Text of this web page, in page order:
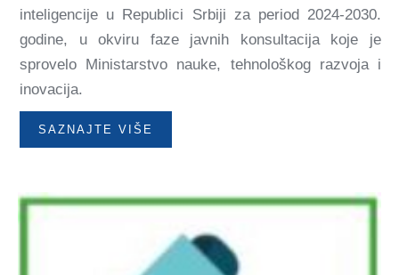
inteligencije u Republici Srbiji za period 2024-2030.
godine, u okviru faze javnih konsultacija koje je
sprovelo Ministarstvo nauke, tehnološkog razvoja i
inovacija.
SAZNAJTE VIŠE